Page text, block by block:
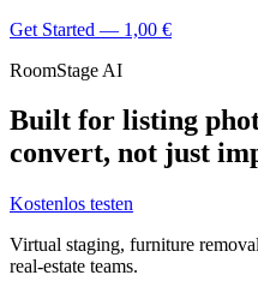
Get Started — 1,00 €
RoomStage AI
Built for listing
convert, not just
Kostenlos testen
Virtual staging, furniture
real-estate teams.